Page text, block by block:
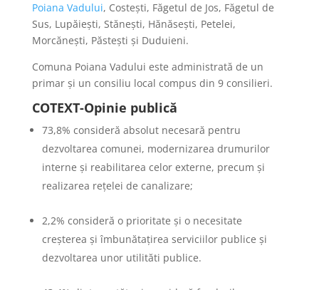
Poiana Vadului, Costești, Făgetul de Jos, Făgetul de
Sus, Lupăiești, Stănești, Hănăsești, Petelei,
Morcănești, Păstești și Duduieni.
Comuna Poiana Vadului este administrată de un
primar și un consiliu local compus din 9 consilieri.
COTEXT-Opinie publică
73,8% consideră absolut necesară pentru
dezvoltarea comunei, modernizarea drumurilor
interne și reabilitarea celor externe, precum și
realizarea rețelei de canalizare;
2,2% consideră o prioritate și o necesitate
creșterea și îmbunătațirea serviciilor publice și
dezvoltarea unor utilităti publice.